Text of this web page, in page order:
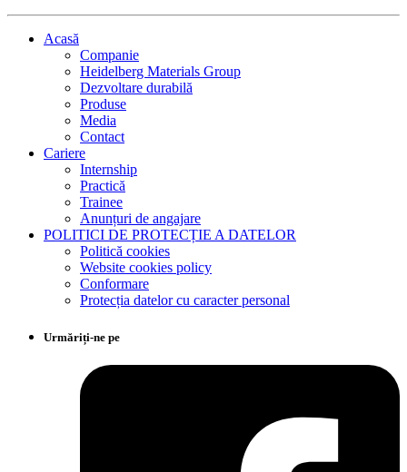
Acasă
Companie
Heidelberg Materials Group
Dezvoltare durabilă
Produse
Media
Contact
Cariere
Internship
Practică
Trainee
Anunțuri de angajare
POLITICI DE PROTECȚIE A DATELOR
Politică cookies
Website cookies policy
Conformare
Protecția datelor cu caracter personal
Urmăriți-ne pe